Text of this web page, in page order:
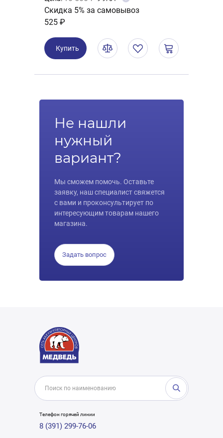
Скидка 5% за самовывоз
525 ₽
Купить
Не нашли
нужный
вариант?
Мы сможем помочь. Оставьте
заявку, наш специалист свяжется
с вами и проконсультирует по
интересующим товарам нашего
магазина.
Задать вопрос
Телефон горячей линии
8 (391) 299-76-06